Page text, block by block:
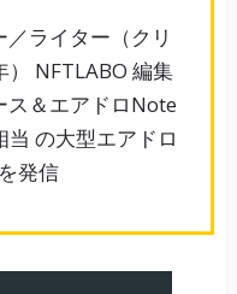
ライター（クリ
） NFTLABO 編集
ス＆エアドロNote
当 の大型エアドロ
発信